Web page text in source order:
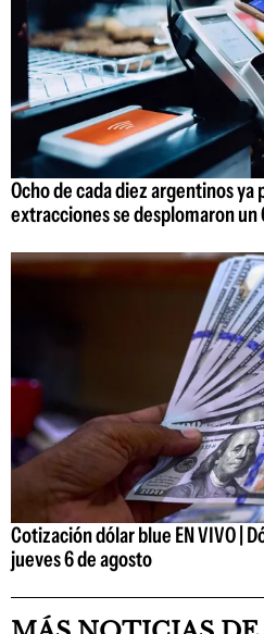
Ocho de cada diez argentinos
extracciones se desplomaron un
Cotización dólar blue EN VIVO |
jueves 6 de agosto